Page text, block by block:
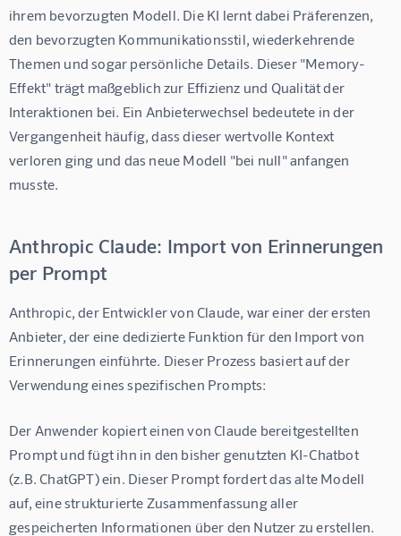
ihrem bevorzugten Modell. Die KI lernt dabei Präferenzen,
den bevorzugten Kommunikationsstil, wiederkehrende
Themen und sogar persönliche Details. Dieser "Memory-
Effekt" trägt maßgeblich zur Effizienz und Qualität der
Interaktionen bei. Ein Anbieterwechsel bedeutete in der
Vergangenheit häufig, dass dieser wertvolle Kontext
verloren ging und das neue Modell "bei null" anfangen
musste.
Anthropic Claude: Import von Erinnerungen
per Prompt
Anthropic, der Entwickler von Claude, war einer der ersten
Anbieter, der eine dedizierte Funktion für den Import von
Erinnerungen einführte. Dieser Prozess basiert auf der
Verwendung eines spezifischen Prompts:
Der Anwender kopiert einen von Claude bereitgestellten
Prompt und fügt ihn in den bisher genutzten KI-Chatbot
(z.B. ChatGPT) ein. Dieser Prompt fordert das alte Modell
auf, eine strukturierte Zusammenfassung aller
gespeicherten Informationen über den Nutzer zu erstellen.